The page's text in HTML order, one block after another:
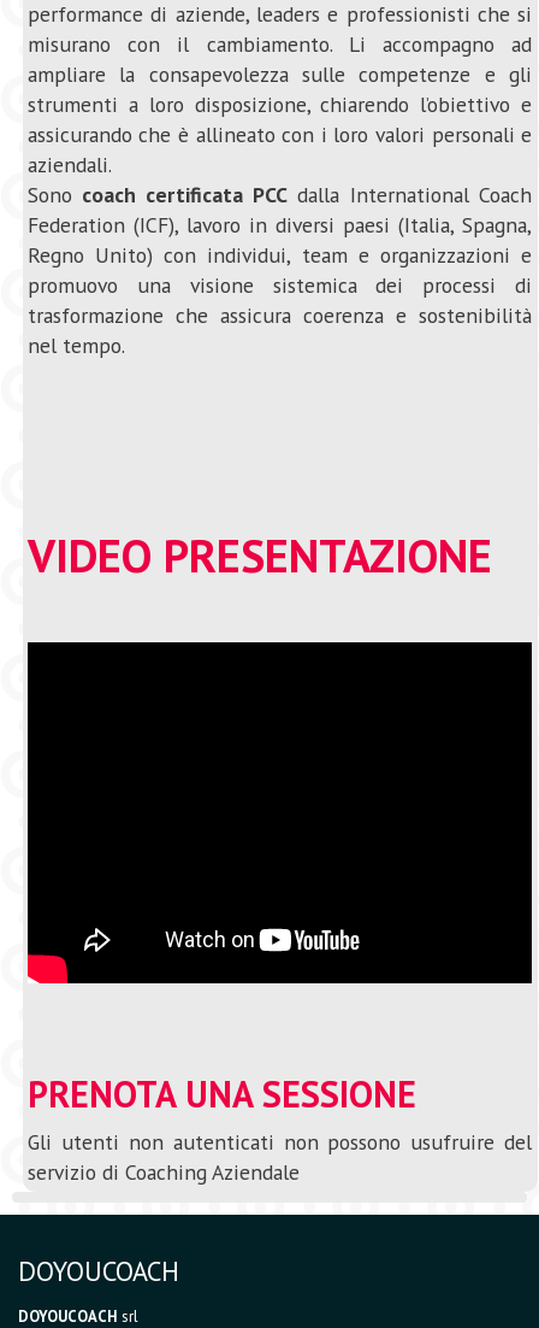
performance di aziende, leaders e professionisti che si
misurano con il cambiamento. Li accompagno ad
ampliare la consapevolezza sulle competenze e gli
strumenti a loro disposizione, chiarendo l’obiettivo e
assicurando che è allineato con i loro valori personali e
aziendali.
Sono coach certificata PCC dalla International Coach
Federation (ICF), lavoro in diversi paesi (Italia, Spagna,
Regno Unito) con individui, team e organizzazioni e
promuovo una visione sistemica dei processi di
trasformazione che assicura coerenza e sostenibilità
nel tempo.
VIDEO PRESENTAZIONE
PRENOTA UNA SESSIONE
Gli utenti non autenticati non possono usufruire del
servizio di Coaching Aziendale
DOYOUCOACH
DOYOUCOACH srl